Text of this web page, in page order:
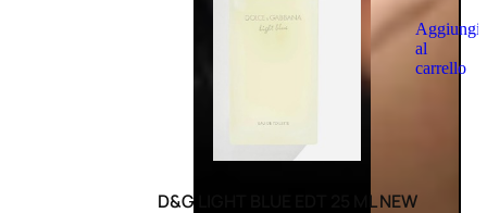
Aggiungi
al
carrello
D&G LIGHT BLUE EDT 25 ML NEW